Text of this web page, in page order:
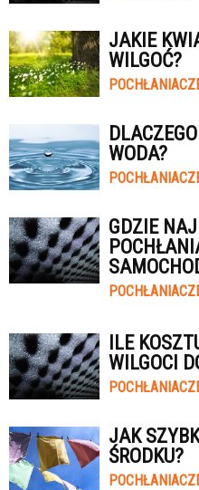
JAKIE
WILGOĆ?
WODA?
GDZIE
ILE
WILGOCI
JAK
ŚRODKU?